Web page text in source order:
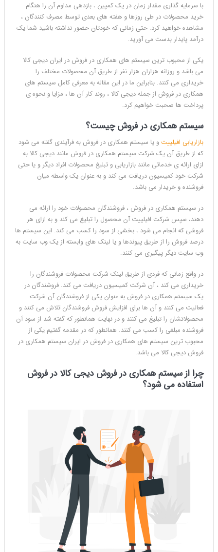
با سرمایه گذاری مقدار زمان در یک کمپین ، بازدهی مداوم آن را هنگام
خرید محصولات در طی روزها و هفته های بعدی توسط مصرف کنندگان ،
مشاهده خواهید کرد. حتی زمانی که خودتان حضور نداشته باشید شما یک
درآمد پایدار بدست می آورید.
یکی از محبوب ترین سیستم های همکاری در فروش در ایران دیجی کالا
می باشد و روزانه هزاران هزار نفر از طریق آن محصولات مختلف را
خریداری می کنند. بنابراین ما در این مقاله به معرفی کامل سیستم های
همکاری در فروش از جمله دیجی کالا ، روند کار آن ها ، مزایا و نحوه ی
پرداخت ها صحبت خواهیم کرد.
سیستم همکاری در فروش چیست؟
بازاریابی افیلییتو یا سیستم همکاری در فروش به فرآیندی گفته می شود
که از طریق آن یک شرکت سیستم همکاری در فروش مانند دیجی کالا به
ازای ارائه ی خدماتی مانند بازاریابی و تبلیغ محصولات افراد دیگر و یا حتی
شرکت خود کمیسیون دریافت می کند و به عنوان یک واسطه میان
فروشنده و خریدار می باشد.
در سیستم همکاری در فروش ، فروشندگان محصولات خود را ارائه می
دهند، سپس شرکت افیلییت آن محصول را تبلیغ می کند و به ازای هر
فروشی که انجام می شود ، بخشی از سود را کسب می کند. این سیستم ها
درصد فروش را از طریق پیوندها و یا لینک های وابسته از یک وب سایت به
وب سایت دیگر پیگیری می کنند.
در واقع زمانی که فردی از طریق لینک شرکت محصولات فروشندگان را
خریداری می کند ، آن شرکت کمیسیون دریافت می کند. فروشندگان در
یک سیستم همکاری در فروش به عنوان یکی از فروشندگان آن شرکت
فعالیت می کنند و آن ها برای افزایش فروش فروشندگان تلاش می کنند و
محصولاتشان را تبلیغ می کنند و در نهایت همانطور که گفته شد از سود آن
فروشنده مبلغی را کسب می کنند. همانطور که در مقدمه گفتیم یکی از
محبوب ترین سیستم های همکاری در فروش در ایران سیستم همکاری در
فروش دیجی کالا می باشد.
چرا از سیستم همکاری در فروش دیجی کالا در فروش
استفاده می شود؟